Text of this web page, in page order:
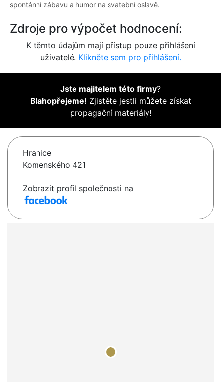
spontánní zábavu a humor na svatební oslavě.
Zdroje pro výpočet hodnocení:
K těmto údajům mají přístup pouze přihlášení
uživatelé. Klikněte sem pro přihlášení.
Jste majitelem této firmy?
Blahopřejeme! Zjistěte jestli můžete získat
propagační materiály!
Hranice
Komenského 421
Zobrazit profil společnosti na